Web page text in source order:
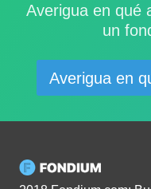
Averigua en qué
un
Averigua en